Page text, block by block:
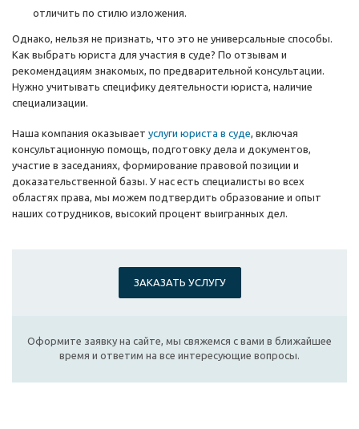
отличить по стилю изложения.
Однако, нельзя не признать, что это не универсальные способы.
Как выбрать юриста для участия в суде? По отзывам и
рекомендациям знакомых, по предварительной консультации.
Нужно учитывать специфику деятельности юриста, наличие
специализации.
Наша компания оказывает услуги юриста в суде, включая
консультационную помощь, подготовку дела и документов,
участие в заседаниях, формирование правовой позиции и
доказательственной базы. У нас есть специалисты во всех
областях права, мы можем подтвердить образование и опыт
наших сотрудников, высокий процент выигранных дел.
ЗАКАЗАТЬ УСЛУГУ
Оформите заявку на сайте, мы свяжемся с вами в ближайшее
время и ответим на все интересующие вопросы.